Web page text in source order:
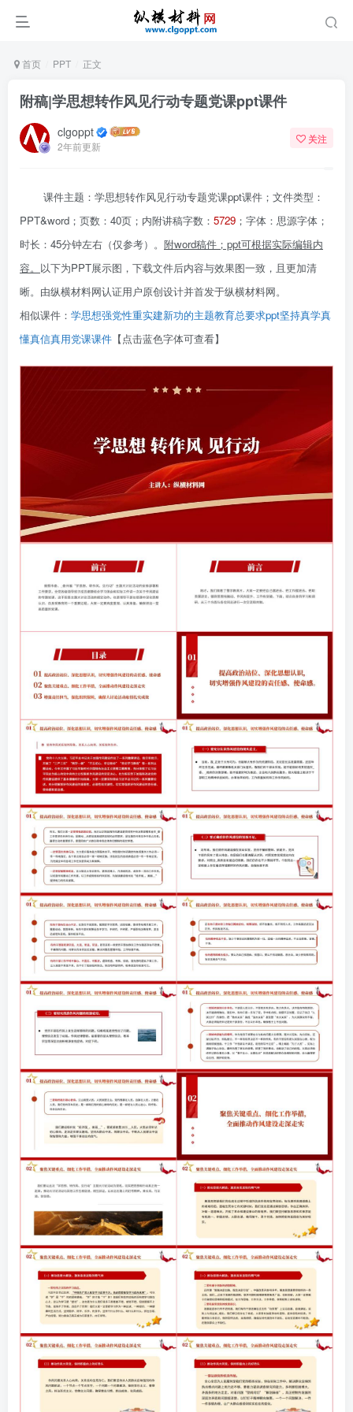
首页 PPT 正文
附稿|学思想转作风见行动专题党课ppt课件
clgoppt
2年前更新
关注
课件主题：学思想转作风见行动专题党课ppt课件；文件类型：
PPT&word；页数：40页；内附讲稿字数： 5729 ；字体：思源字体；
时长：45分钟左右（仅参考）。 附word稿件；ppt可根据实际编辑内
容。 以下为PPT展示图，下载文件后内容与效果图一致，且更加清
晰。由纵横材料网认证用户原创设计并首发于纵横材料网。
相似课件： 学思想强党性重实建新功的主题教育总要求ppt坚持真学真
懂真信真用党课课件 【点击蓝色字体可查看】